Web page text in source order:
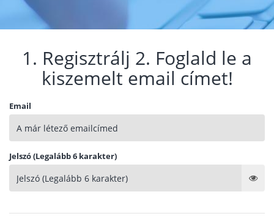
1. Regisztrálj 2. Foglald le a
kiszemelt email címet!
Email
Jelszó (Legalább 6 karakter)